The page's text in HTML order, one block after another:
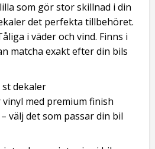
som gör stor skillnad i din
det perfekta tillbehöret.
i väder och vind. Finns i
matcha exakt efter din bils
dekaler
med premium finish
välj det som passar din bil